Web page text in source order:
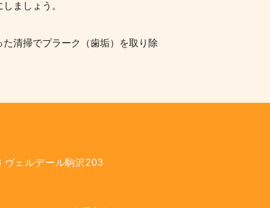
ましょう。
清掃でプラーク（歯垢）を取り除
ヴェルデール駒沢203